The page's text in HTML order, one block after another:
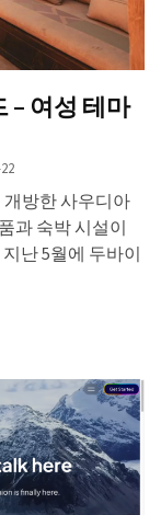
– 여성 테마
방한 사우디아
과 숙박 시설이
난 5월에 두바이